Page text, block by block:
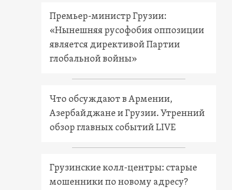
Премьер-министр Грузии:
«Нынешняя русофобия оппозиции
является директивой Партии
глобальной войны»
Что обсуждают в Армении,
Азербайджане и Грузии. Утренний
обзор главных событий LIVE
Грузинские колл-центры: старые
мошенники по новому адресу?